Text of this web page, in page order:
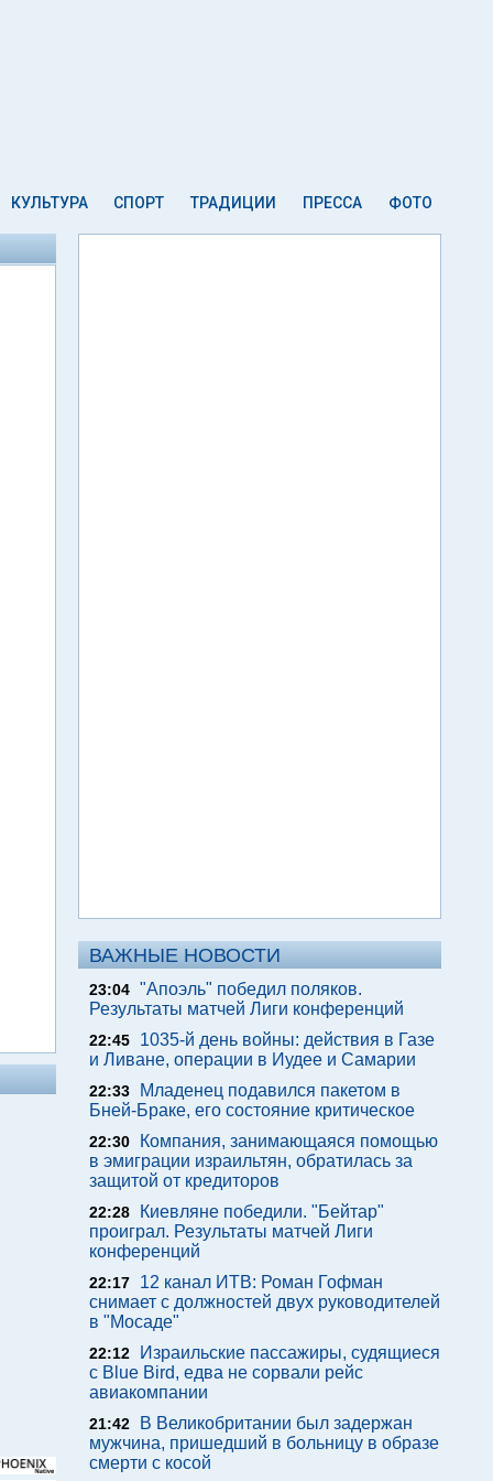
КУЛЬТУРА СПОРТ ТРАДИЦИИ ПРЕССА ФОТО
ВАЖНЫЕ НОВОСТИ
23:04 "Апоэль" победил поляков.
Результаты матчей Лиги конференций
22:45
1035-й день войны: действия в Газе
и Ливане, операции в Иудее и Самарии
22:33
Младенец подавился пакетом в
Бней-Браке, его состояние критическое
22:30
Компания, занимающаяся помощью
в эмиграции израильтян, обратилась за
защитой от кредиторов
22:28
Киевляне победили. "Бейтар"
проиграл. Результаты матчей Лиги
конференций
22:17
12 канал ИТВ: Роман Гофман
снимает с должностей двух руководителей
в "Мосаде"
22:12
Израильские пассажиры, судящиеся
с Blue Bird, едва не сорвали рейс
авиакомпании
21:42
В Великобритании был задержан
мужчина, пришедший в больницу в образе
смерти с косой